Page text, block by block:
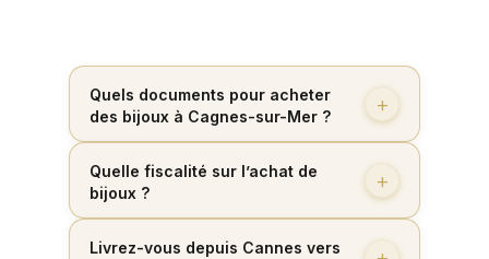
Quels documents pour acheter
des bijoux à Cagnes-sur-Mer ?
Quelle fiscalité sur l’achat de
bijoux ?
Livrez-vous depuis Cannes vers